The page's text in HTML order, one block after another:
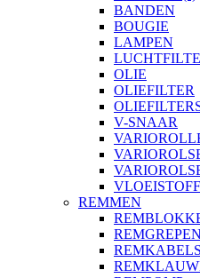
BANDEN
BOUGIE
LAMPEN
OLIE
OLIEFILTER
V-SNAAR
REMMEN
REMGREPEN
REMKABELS